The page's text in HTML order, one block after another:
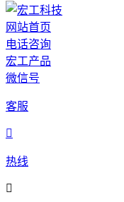
网站首页
电话咨询
宏工产品
微信号
客服

热线
